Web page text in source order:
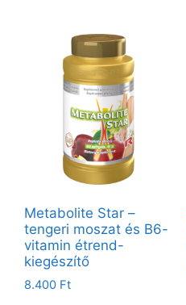
Metabolite Star –
tengeri moszat és B6-
vitamin étrend-
kiegészítő
8.400 Ft